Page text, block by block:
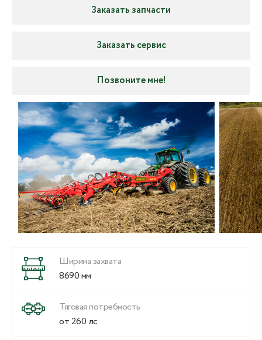
Заказать запчасти
Заказать сервис
Позвоните мне!
Ширина захвата
8690 мм
Тяговая потребность
от 260 лс